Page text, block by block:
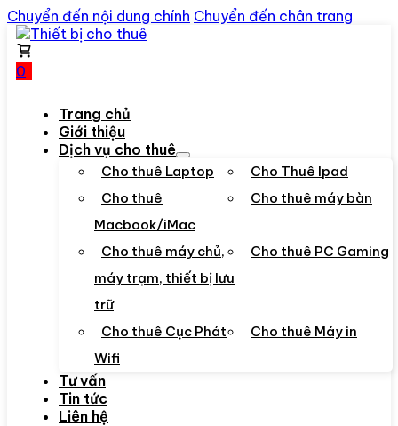
Chuyển đến nội dung chính Chuyển đến chân trang
0
Trang chủ
Giới thiệu
Dịch vụ cho thuê
Cho thuê Laptop
Cho Thuê Ipad
Cho thuê
Macbook/iMac
Cho thuê máy bàn
Cho thuê máy chủ,
máy trạm, thiết bị lưu
trữ
Cho thuê PC Gaming
Cho thuê Cục Phát
Wifi
Cho thuê Máy in
Tư vấn
Tin tức
Liên hệ